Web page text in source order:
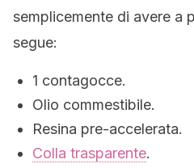
semplicemente di avere a
segue:
1 contagocce.
Olio commestibile.
Resina pre-accelerata.
Colla trasparente.